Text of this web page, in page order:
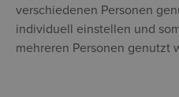
verschiedenen Personen
individuell einstellen und
mehreren Personen genutzt